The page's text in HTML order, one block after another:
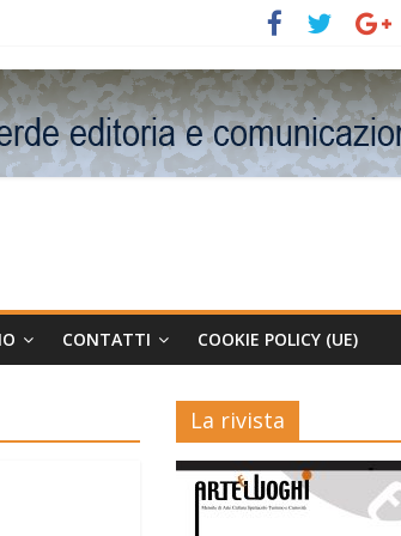
CONTATTI COOKIE POLICY (UE)
La rivista